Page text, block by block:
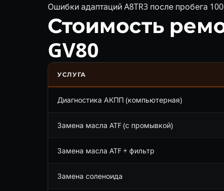
Ошибки адаптаций A8TR3 после пробега
Стоимость
GV80
УСЛУГА
Диагностика АКПП (компьютерная)
Замена масла ATF (с промывкой)
Замена масла ATF + фильтр
Замена соленоида